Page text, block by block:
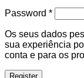
Password *
Os seus dados
sua experiência
conta e para os
Register